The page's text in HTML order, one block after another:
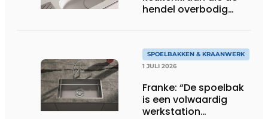
hendel overbodig
SPOELBAKKEN & KRAANWERK
1 JULI 2026
Franke: “De spoelbak
is een volwaardig
werkstation